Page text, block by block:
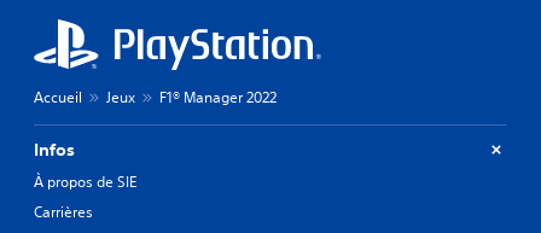
Accueil Jeux F1® Manager 2022
Infos
À propos de SIE
Carrières